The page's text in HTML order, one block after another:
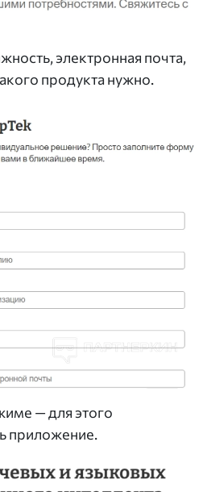
электронная почта,
продукта нужно.
— для этого
приложение.